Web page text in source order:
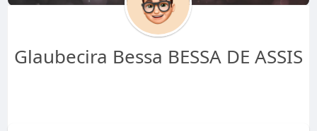
Glaubecira Bessa BESSA DE ASSIS